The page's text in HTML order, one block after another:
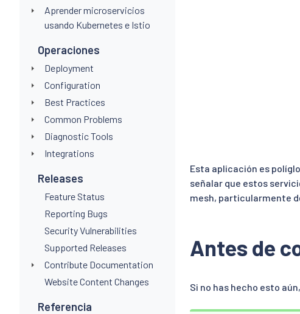
Aprender microservicios
usando Kubernetes e Istio
Operaciones
Deployment
Configuration
Best Practices
Common Problems
Diagnostic Tools
Integrations
Releases
Feature Status
Reporting Bugs
Security Vulnerabilities
Supported Releases
Contribute Documentation
Website Content Changes
Referencia
Esta aplicación es
señalar que estos
mesh, particularmente
Antes de
Si no has hecho esto